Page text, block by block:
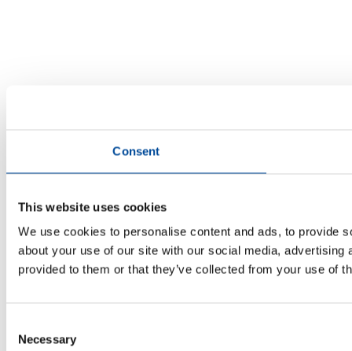
Consent
This website uses cookies
We use cookies to personalise content and ads, to provide
about your use of our site with our social media,
provided to them or that they’ve collected from your use of
Selection
Necessary